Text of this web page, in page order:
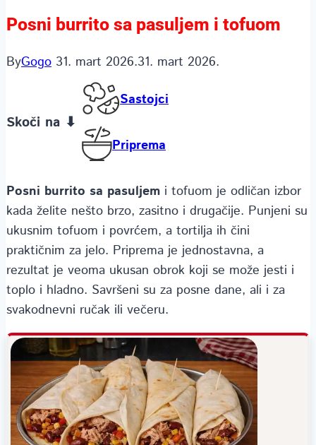
Posni burrito sa pasuljem i tofuom
ByGogo 31. mart 2026.31. mart 2026.
Skoči na ⬇
Sastojci
Priprema
Posni burrito sa pasuljem i tofuom je odličan izbor
kada želite nešto brzo, zasitno i drugačije. Punjeni su
ukusnim tofuom i povrćem, a tortilja ih čini
praktičnim za jelo. Priprema je jednostavna, a
rezultat je veoma ukusan obrok koji se može jesti i
toplo i hladno. Savršeni su za posne dane, ali i za
svakodnevni ručak ili večeru.